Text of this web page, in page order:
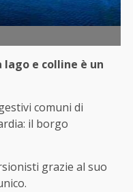
e colline è un
comuni di
il borgo
grazie al suo